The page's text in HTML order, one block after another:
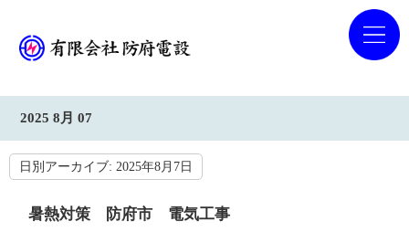
2025 8月 07
日別アーカイブ: 2025年8月7日
暑熱対策 防府市 電気工事